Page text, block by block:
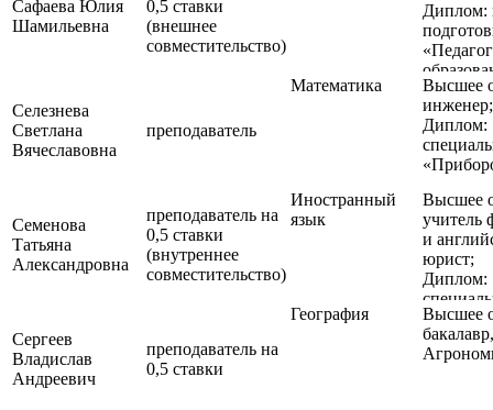
растений
Сафаева Юлия
Шамильевна
0,5 ставки
(внешнее
совместительство)
Диплом:
Селезнева
Светлана
Вячеславовна
преподаватель
Математика
Высшее
инженер;
Диплом:
Семенова
Татьяна
Александровна
преподаватель на
0,5 ставки
(внутреннее
совместительство)
Иностранный
язык
Высшее
учитель
и
юрист;
Диплом:
Сергеев
Владислав
Андреевич
преподаватель на
0,5 ставки
География
Высшее